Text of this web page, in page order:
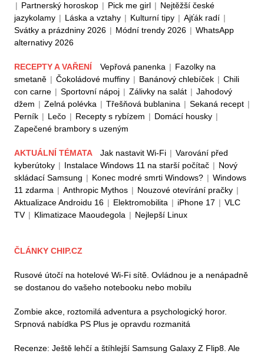
| Partnerský horoskop | Pick me girl | Nejtěžší české
jazykolamy | Láska a vztahy | Kulturní tipy | Ajťák radí |
Svátky a prázdniny 2026 | Módní trendy 2026 | WhatsApp
alternativy 2026
RECEPTY A VAŘENÍ Vepřová panenka | Fazolky na
smetaně | Čokoládové muffiny | Banánový chlebíček | Chili
con carne | Sportovní nápoj | Zálivky na salát | Jahodový
džem | Zelná polévka | Třešňová bublanina | Sekaná recept |
Perník | Lečo | Recepty s rybízem | Domácí housky |
Zapečené brambory s uzeným
AKTUÁLNÍ TÉMATA Jak nastavit Wi-Fi | Varování před
kyberútoky | Instalace Windows 11 na starší počítač | Nový
skládací Samsung | Konec modré smrti Windows? | Windows
11 zdarma | Anthropic Mythos | Nouzové otevírání pračky |
Aktualizace Androidu 16 | Elektromobilita | iPhone 17 | VLC
TV | Klimatizace Maoudegola | Nejlepší Linux
ČLÁNKY CHIP.CZ
Rusové útočí na hotelové Wi-Fi sítě. Ovládnou je a nenápadně
se dostanou do vašeho notebooku nebo mobilu
Zombie akce, roztomilá adventura a psychologický horor.
Srpnová nabídka PS Plus je opravdu rozmanitá
Recenze: Ještě lehčí a štíhlejší Samsung Galaxy Z Flip8. Ale